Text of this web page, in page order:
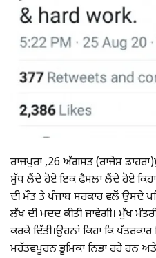
ਰਾਜਪੁਰਾ ,26 ਅੱਗਸਤ (ਰਾਜੇਸ਼
ਸੁੱਧ ਲੈਂਦੇ ਹੋਏ ਇਕ ਫੈਸਲਾ ਲੈਂਦੇ ਹੋਏ ਕਿਹਾ
ਦੀ ਮੌਤ ਤੇ ਪੰਜਾਬ ਸਰਕਾਰ ਵਲੋਂ ਉਸਦੇ
ਲੱਖ ਦੀ ਮਦਦ ਕੀਤੀ ਜਾਵੇਗੀ। ਮੁੱਖ
ਕਰਕੇ ਦਿੱਤੀ।ਉਹਨਾਂ ਕਿਹਾ ਕਿ
ਮਹੱਤਵਪੂਰਨ ਭੂਮਿਕਾ ਨਿਭਾ ਰਹੇ ਹਨ